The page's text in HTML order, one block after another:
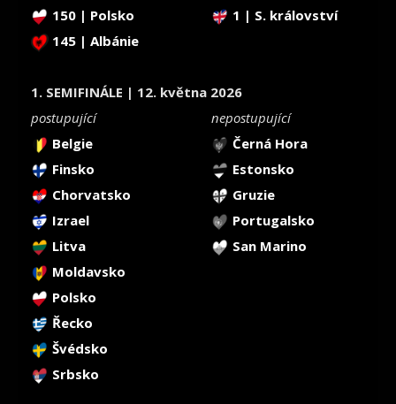
150 | Polsko
1 | S. království
145 | Albánie
1. SEMIFINÁLE | 12. května 2026
postupující
nepostupující
Belgie
Černá Hora
Finsko
Estonsko
Chorvatsko
Gruzie
Izrael
Portugalsko
Litva
San Marino
Moldavsko
Polsko
Řecko
Švédsko
Srbsko